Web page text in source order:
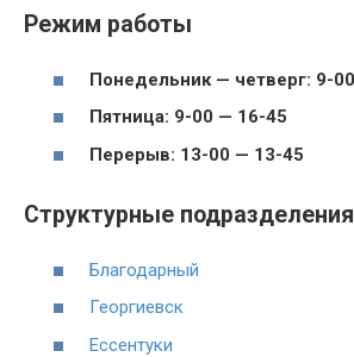
Режим работы
Понедельник — четверг: 9-
Пятница: 9-00 — 16-45
Перерыв: 13-00 — 13-45
Структурные подразделения
Благодарный
Георгиевск
Ессентуки